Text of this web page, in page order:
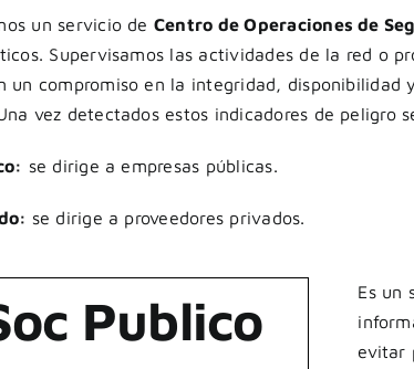
un servicio de Centro de Operaciones de
Supervisamos las actividades de la red o
un compromiso en la integridad, disponibilidad
vez detectados estos indicadores de peligro
se dirige a empresas públicas.
se dirige a proveedores privados.
Publico
Es un
evitar